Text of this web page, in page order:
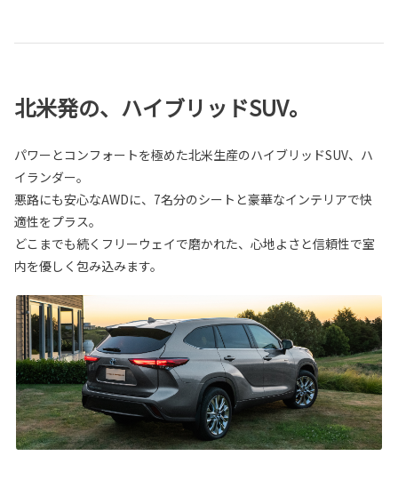
北米発の、ハイブリッドSUV。
パワーとコンフォートを極めた北米生産のハイブリッドSUV、ハ
イランダー。
悪路にも安心なAWDに、7名分のシートと豪華なインテリアで快
適性をプラス。
どこまでも続くフリーウェイで磨かれた、心地よさと信頼性で室
内を優しく包み込みます。